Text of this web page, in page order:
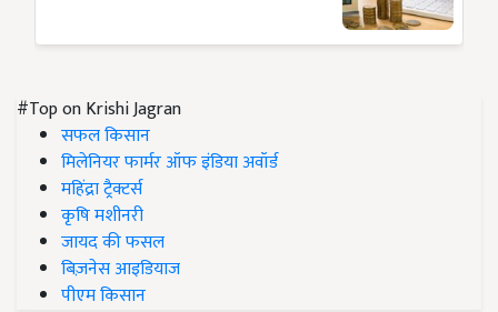
#Top on Krishi Jagran
सफल किसान
मिलेनियर फार्मर ऑफ इंडिया अवॉर्ड
महिंद्रा ट्रैक्टर्स
कृषि मशीनरी
जायद की फसल
बिज़नेस आइडियाज
पीएम किसान